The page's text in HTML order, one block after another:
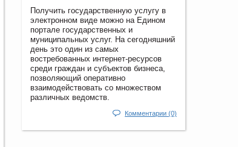
Получить государственную услугу в
электронном виде можно на Едином
портале государственных и
муниципальных услуг. На сегодняшний
день это один из самых
востребованных интернет-ресурсов
среди граждан и субъектов бизнеса,
позволяющий оперативно
взаимодействовать со множеством
различных ведомств.
Комментарии (0)